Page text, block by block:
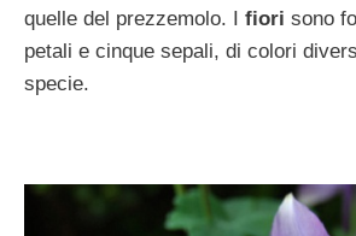
quelle del prezzemolo. I fiori sono
petali e cinque sepali, di colori
specie.